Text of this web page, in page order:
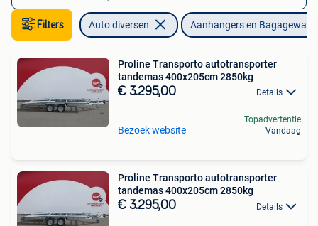
Filters Auto diversen Aanhangers en
Proline Transporto autotransporter
tandemas 400x205cm 2850kg
€ 3.295,00 Details
Bezoek website
Topadvertentie
Vandaag
Proline Transporto autotransporter
tandemas 400x205cm 2850kg
€ 3.295,00 Details